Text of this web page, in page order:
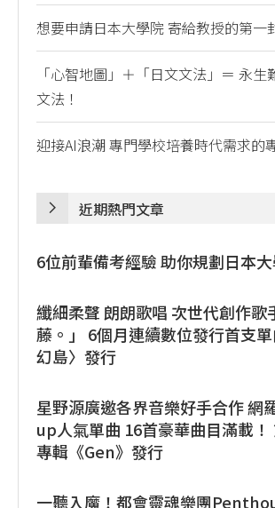
想要申請日本大學院 寄給教授的第一
「心智地圖」＋「日文文法」＝ 永生
文法！
迎接AI浪潮 專門學校培養時代需求的
近期熱門文章
6位前輩備考經驗 助你規劃日本
纖細柔聲 朗朗歌唱 次世代創作歌
藤。」 6個月連續數位發行首支
幻島〉發行
星野源廣邀各界音樂好手合作 網
up人氣單曲 16首豪華曲目滿載！
專輯《Gen》發行
一聽入魔！都會靈魂樂團